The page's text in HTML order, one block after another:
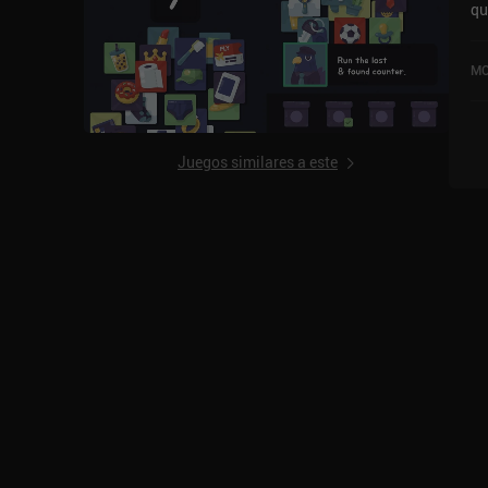
Juegos similares a este